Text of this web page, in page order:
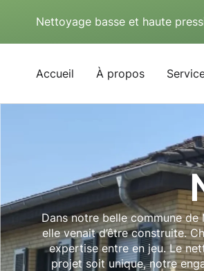
Nettoyage basse et haute
Accueil À propos
Dans notre belle commune
elle venait d’être construite.
expertise entre en jeu. Le
projet soit unique, notre